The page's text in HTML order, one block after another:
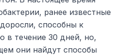
ранее известные
способны к
в течение 30 дней, но,
они найдут способы